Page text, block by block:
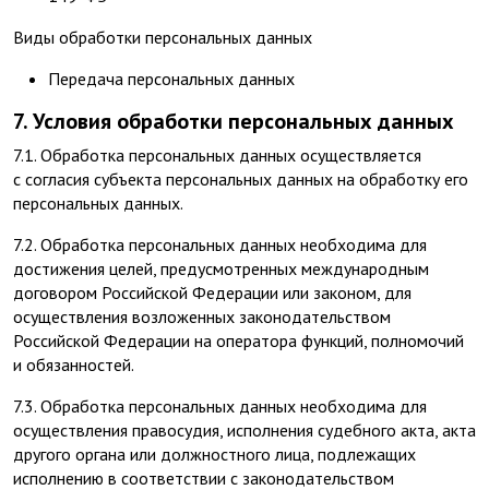
Виды обработки персональных данных
Передача персональных данных
7. Условия обработки персональных данных
7.1. Обработка персональных данных осуществляется
с согласия субъекта персональных данных на обработку его
персональных данных.
7.2. Обработка персональных данных необходима для
достижения целей, предусмотренных международным
договором Российской Федерации или законом, для
осуществления возложенных законодательством
Российской Федерации на оператора функций, полномочий
и обязанностей.
7.3. Обработка персональных данных необходима для
осуществления правосудия, исполнения судебного акта, акта
другого органа или должностного лица, подлежащих
исполнению в соответствии с законодательством